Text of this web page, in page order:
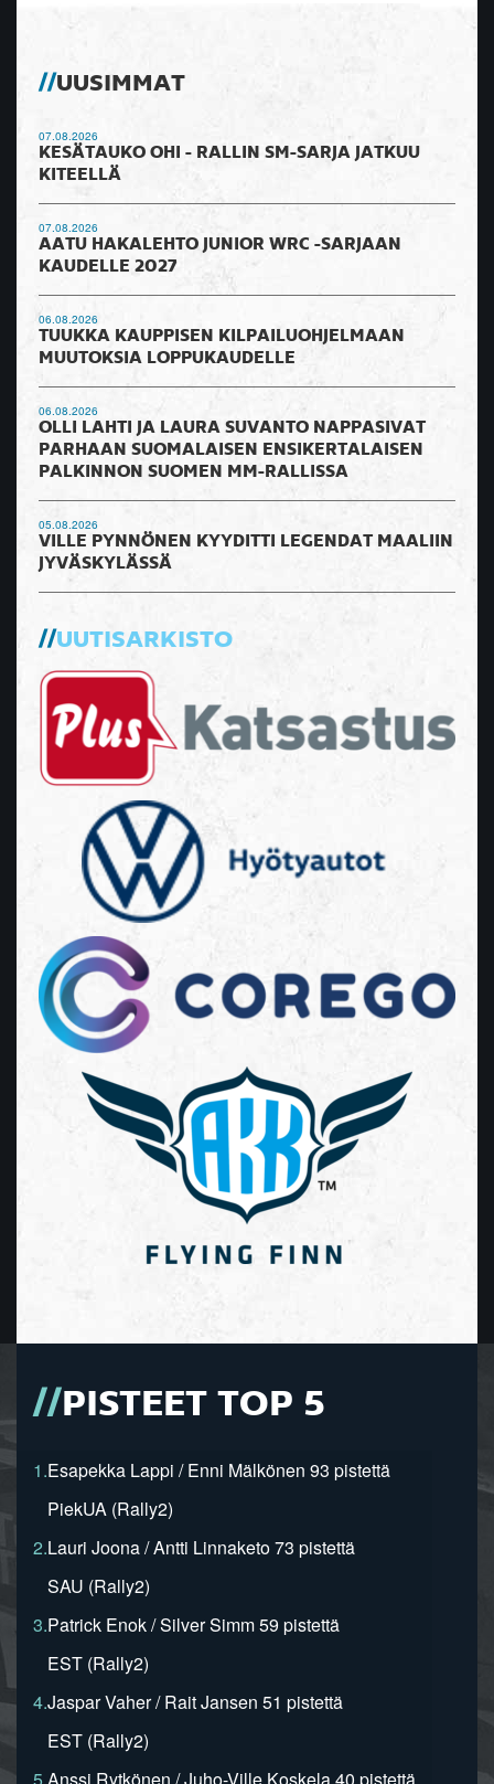
UUSIMMAT
07.08.2026
KESÄTAUKO OHI - RALLIN SM-SARJA JATKUU
KITEELLÄ
07.08.2026
AATU HAKALEHTO JUNIOR WRC -SARJAAN
KAUDELLE 2027
06.08.2026
TUUKKA KAUPPISEN KILPAILUOHJELMAAN
MUUTOKSIA LOPPUKAUDELLE
06.08.2026
OLLI LAHTI JA LAURA SUVANTO NAPPASIVAT
PARHAAN SUOMALAISEN ENSIKERTALAISEN
PALKINNON SUOMEN MM-RALLISSA
05.08.2026
VILLE PYNNÖNEN KYYDITTI LEGENDAT MAALIIN
JYVÄSKYLÄSSÄ
UUTISARKISTO
PISTEET TOP 5
1.Esapekka Lappi / Enni Mälkönen 93 pistettä
PiekUA (Rally2)
2.Lauri Joona / Antti Linnaketo 73 pistettä
SAU (Rally2)
3.Patrick Enok / Silver Simm 59 pistettä
EST (Rally2)
4.Jaspar Vaher / Rait Jansen 51 pistettä
EST (Rally2)
5.Anssi Rytkönen / Juho-Ville Koskela 40 pistettä